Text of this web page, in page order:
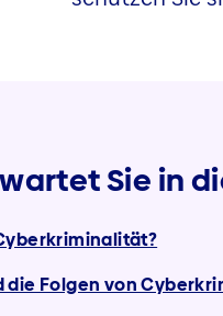
Sie in
die Folgen von